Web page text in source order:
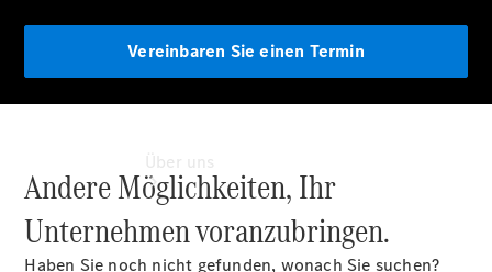
Vereinbaren Sie einen Termin
Andere Möglichkeiten, Ihr
Unternehmen voranzubringen.
Haben Sie noch nicht gefunden, wonach Sie suchen?